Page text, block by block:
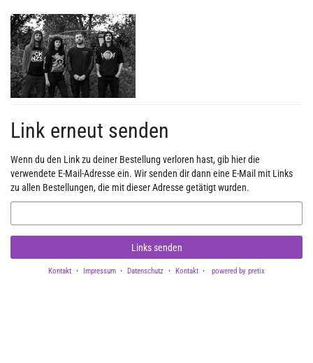
Zum
Haupt-
Inhalt
springen
Link erneut senden
Wenn du den Link zu deiner Bestellung verloren hast, gib hier die
verwendete E-Mail-Adresse ein. Wir senden dir dann eine E-Mail mit Links
zu allen Bestellungen, die mit dieser Adresse getätigt wurden.
Mail
Links senden
Kontakt Impressum Datenschutz Kontakt powered by pretix